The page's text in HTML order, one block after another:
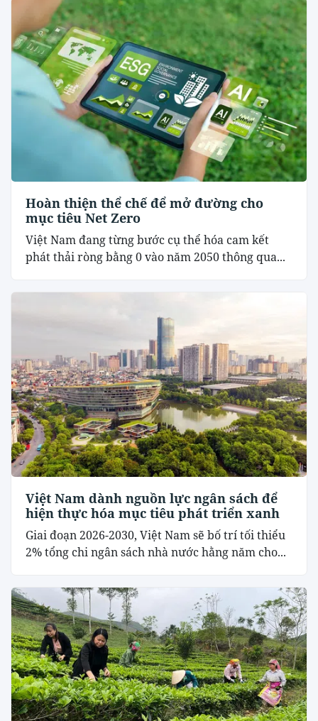
Hoàn thiện thể chế để mở đường cho
mục tiêu Net Zero
Việt Nam đang từng bước cụ thể hóa cam kết
phát thải ròng bằng 0 vào năm 2050 thông qua...
Việt Nam dành nguồn lực ngân sách để
hiện thực hóa mục tiêu phát triển xanh
Giai đoạn 2026-2030, Việt Nam sẽ bố trí tối thiểu
2% tổng chi ngân sách nhà nước hằng năm cho...